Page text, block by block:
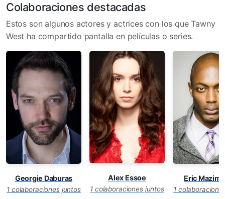
Colaboraciones destacadas
Estos son algunos actores y actrices con los que Tawny
West ha compartido pantalla en películas o series.
Georgie Daburas
1 colaboraciones juntos
Alex Essoe
1 colaboraciones juntos
Eric
1